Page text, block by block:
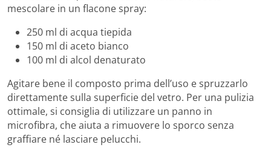
mescolare in un flacone spray:
250 ml di acqua tiepida
150 ml di aceto bianco
100 ml di alcol denaturato
Agitare bene il composto prima dell’uso e spruzzarlo
direttamente sulla superficie del vetro. Per una pulizia
ottimale, si consiglia di utilizzare un panno in
microfibra, che aiuta a rimuovere lo sporco senza
graffiare né lasciare pelucchi.